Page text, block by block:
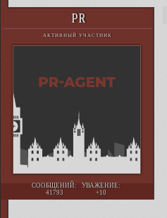
PR
АКТИВНЫЙ УЧАСТНИК
СООБЩЕНИЙ:
41793
УВАЖЕНИЕ:
+10